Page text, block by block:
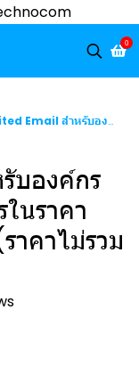
0
สมัครอีเมล์สำหรับองค์กรในราคาเพียงปีละ 5,500 บาท (ราคาไม่รวมภาษีมูลค่าเพิ่ม)
บองค์กร
นราคา
คาไม่รวม